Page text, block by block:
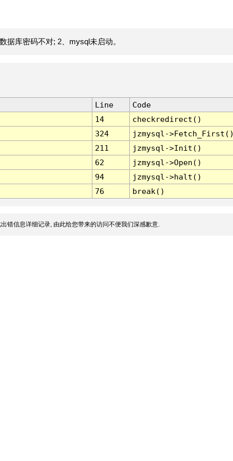
据库密码不对; 2、mysql未启动。
Line
Code
14
checkredirect()
324
jzmysql-
211
jzmysql->Init()
62
jzmysql->Open()
94
jzmysql->halt()
76 break()
错信息详细记录, 由此给您带来的访问不便我们深感歉意.